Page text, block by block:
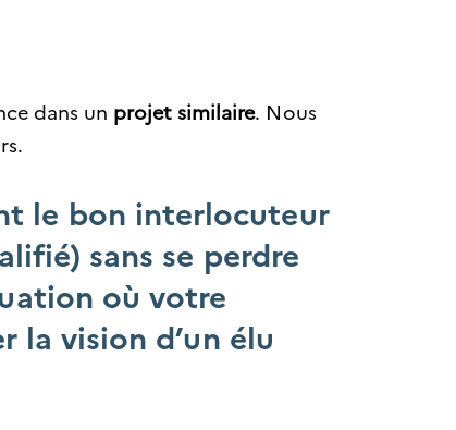
dans un projet similaire. Nous
le bon interlocuteur
sans se perdre
où votre
la vision d’un élu